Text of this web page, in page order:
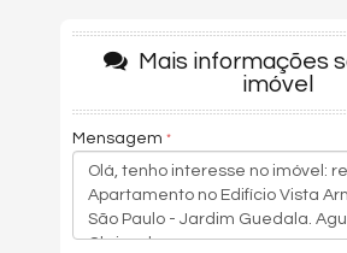
Mais informações
imóvel
Mensagem